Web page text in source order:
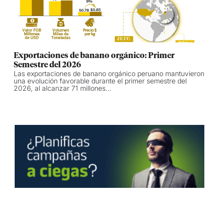
Exportaciones de banano orgánico: Primer
Semestre del 2026
Las exportaciones de banano orgánico peruano mantuvieron
una evolución favorable durante el primer semestre del
2026, al alcanzar 71 millones...